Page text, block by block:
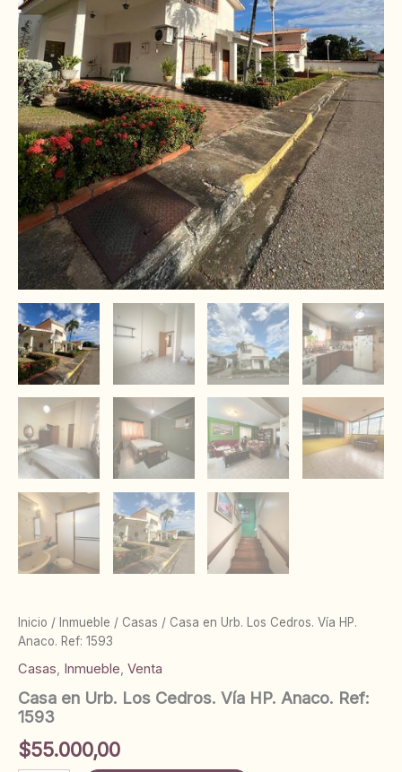
Inicio / Inmueble / Casas / Casa en Urb. Los Cedros. Vía HP.
Anaco. Ref: 1593
Casas, Inmueble, Venta
Casa en Urb. Los Cedros. Vía HP. Anaco. Ref:
1593
$55.000,00